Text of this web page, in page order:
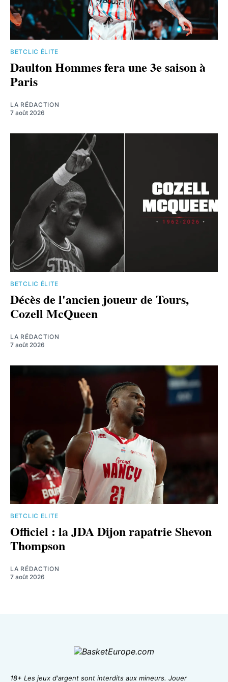
BETCLIC ÉLITE
Daulton Hommes fera une 3e saison à
Paris
LA RÉDACTION
7 août 2026
BETCLIC ÉLITE
Décès de l'ancien joueur de Tours,
Cozell McQueen
LA RÉDACTION
7 août 2026
BETCLIC ELITE
Officiel : la JDA Dijon rapatrie Shevon
Thompson
LA RÉDACTION
7 août 2026
18+ Les jeux d'argent sont interdits aux mineurs. Jouer